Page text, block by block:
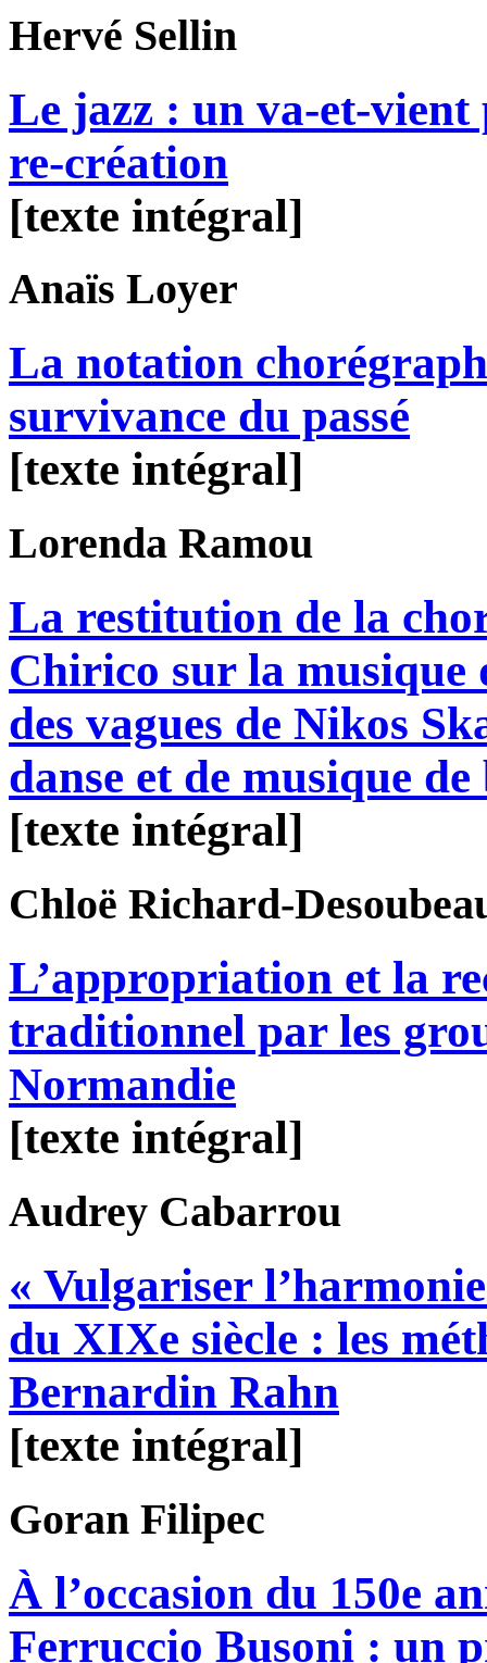
Hervé Sellin
Le jazz : un va-et-
re-création
[texte intégral]
Anaïs Loyer
La notation
survivance du passé
[texte intégral]
Lorenda Ramou
La restitution de la
Chirico sur la musique
des vagues de Nikos
danse et de musique
[texte intégral]
Chloë Richard-
L’appropriation et la
traditionnel par les
Normandie
[texte intégral]
Audrey Cabarrou
« Vulgariser
du XIXe siècle : les
Bernardin Rahn
[texte intégral]
Goran Filipec
À l’occasion du 150e
Ferruccio Busoni : un